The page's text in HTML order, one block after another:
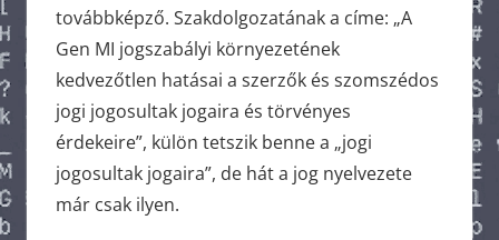
továbbképző. Szakdolgozatának a címe: „A
Gen MI jogszabályi környezetének
kedvezőtlen hatásai a szerzők és szomszédos
jogi jogosultak jogaira és törvényes
érdekeire”, külön tetszik benne a „jogi
jogosultak jogaira”, de hát a jog nyelvezete
már csak ilyen.